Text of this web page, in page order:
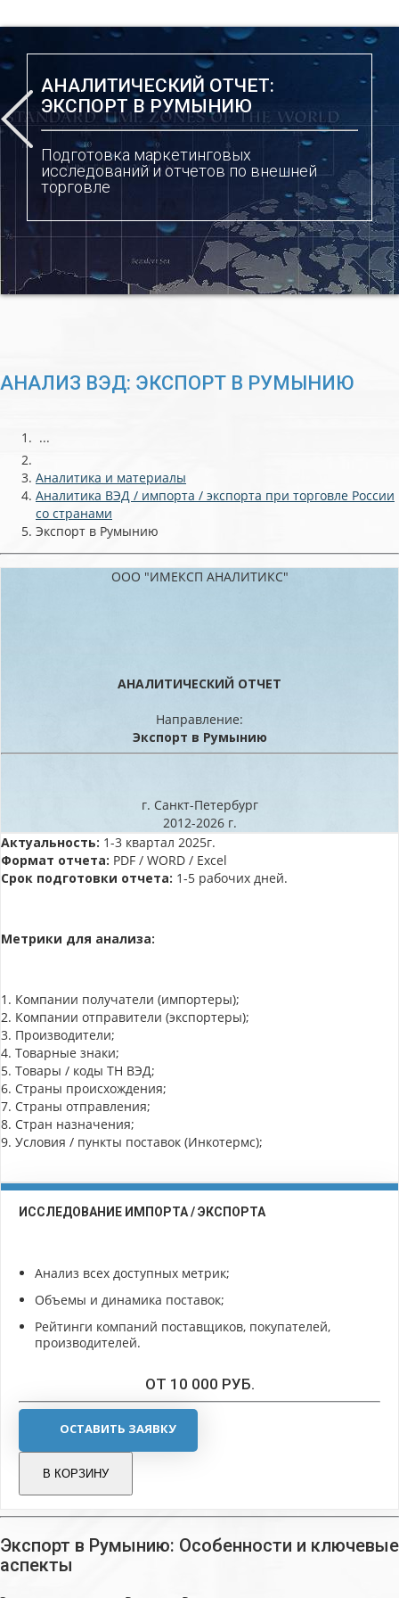
АНАЛИТИЧЕСКИЙ ОТЧЕТ:
ЭКСПОРТ В РУМЫНИЮ
Подготовка маркетинговых
исследований и отчетов по внешней
торговле
АНАЛИЗ ВЭД: ЭКСПОРТ В РУМЫНИЮ
...
Аналитика и материалы
Аналитика ВЭД / импорта / экспорта при торговле России
со странами
Экспорт в Румынию
ООО "ИМЕКСП АНАЛИТИКС"
АНАЛИТИЧЕСКИЙ ОТЧЕТ
Направление:
Экспорт в Румынию
г. Санкт-Петербург
2012-2026 г.
Актуальность: 1-3 квартал 2025г.
Формат отчета: PDF / WORD / Excel
Срок подготовки отчета: 1-5 рабочих дней.
Метрики для анализа:
1. Компании получатели (импортеры);
2. Компании отправители (экспортеры);
3. Производители;
4. Товарные знаки;
5. Товары / коды ТН ВЭД;
6. Страны происхождения;
7. Страны отправления;
8. Стран назначения;
9. Условия / пункты поставок (Инкотермс);
ИССЛЕДОВАНИЕ ИМПОРТА / ЭКСПОРТА
Анализ всех доступных метрик;
Объемы и динамика поставок;
Рейтинги компаний поставщиков, покупателей,
производителей.
ОТ 10 000 РУБ.
ОСТАВИТЬ ЗАЯВКУ
В КОРЗИНУ
Экспорт в Румынию: Особенности и ключевые
аспекты